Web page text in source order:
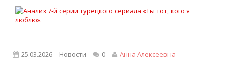
25.03.2026 Новости 0 Анна Алексеевна